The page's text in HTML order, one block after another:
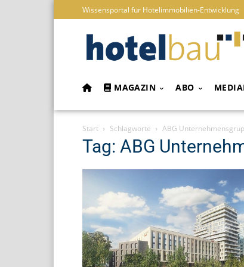
Wissensportal für Hotelimmobilien-Entwicklung
MAGAZIN ABO
Start Schlagworte ABG
Tag: ABG